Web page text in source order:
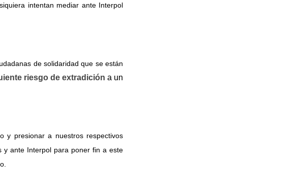
intentan mediar ante Interpol
de solidaridad que se están
riesgo deextradicióna un
y presionar a nuestros respectivos
y ante Interpol para poner fin a este